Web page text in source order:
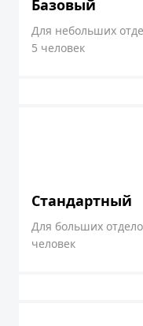
Базовый
Для небольших
5 человек
Стандартный
Для больших
человек